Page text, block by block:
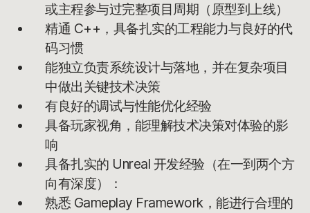
或主程参与过完整项目周期（原型到上线）
精通 C++，具备扎实的工程能力与良好的代
码习惯
能独立负责系统设计与落地，并在复杂项目
中做出关键技术决策
有良好的调试与性能优化经验
具备玩家视角，能理解技术决策对体验的影
响
具备扎实的 Unreal 开发经验（在一到两个方
向有深度）：
熟悉 Gameplay Framework，能进行合理的